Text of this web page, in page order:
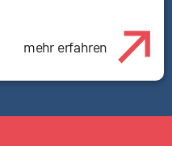
mehr erfahren